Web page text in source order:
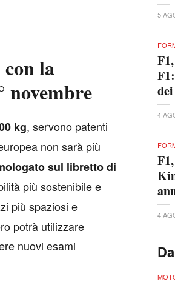
la
novembre
kg, servono patenti
non sarà più
sul libretto di
più sostenibile e
più spaziosi e
potrà utilizzare
nuovi esami
5
4
4